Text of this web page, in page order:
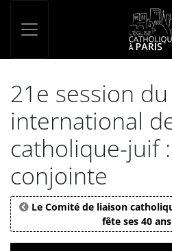
21e session
international
catholique-juif
conjointe
Le Comité de liaison
fête ses 40
Panneau de gestion des cookies